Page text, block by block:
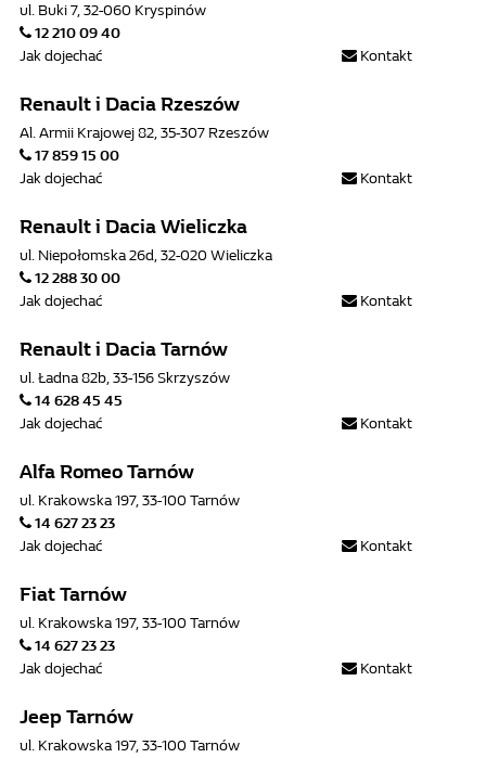
ul. Buki 7, 32-060 Kryspinów
12 210 09 40
Kontakt
Jak dojechać
Renault i Dacia Rzeszów
Al. Armii Krajowej 82, 35-307 Rzeszów
17 859 15 00
Kontakt
Jak dojechać
Renault i Dacia Wieliczka
ul. Niepołomska 26d, 32-020 Wieliczka
12 288 30 00
Kontakt
Jak dojechać
Renault i Dacia Tarnów
ul. Ładna 82b, 33-156 Skrzyszów
14 628 45 45
Kontakt
Jak dojechać
Alfa Romeo Tarnów
ul. Krakowska 197, 33-100 Tarnów
14 627 23 23
Kontakt
Jak dojechać
Fiat Tarnów
ul. Krakowska 197, 33-100 Tarnów
14 627 23 23
Kontakt
Jak dojechać
Jeep Tarnów
ul. Krakowska 197, 33-100 Tarnów